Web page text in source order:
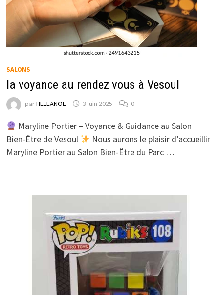
SALONS
la voyance au rendez vous à Vesoul
parHELEANOE 3 juin 2025 0
Maryline Portier – Voyance & Guidance au Salon
Bien-Être de Vesoul
Nous aurons le plaisir d’accueillir
Maryline Portier au Salon Bien-Être du Parc …